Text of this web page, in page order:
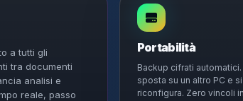
a tutti gli
tra documenti
analisi e
reale, passo
Portabilità
Backup cifrati automatici.
sposta su un altro PC e
riconfigura. Zero vincoli